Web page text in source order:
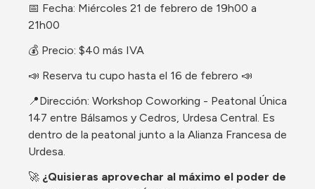
📅 Fecha: Miércoles 21 de febrero de 19h00 a
21h00
💰 Precio: $40 más IVA
📣 Reserva tu cupo hasta el 16 de febrero 📣
📍Dirección: Workshop Coworking - Peatonal Única
147 entre Bálsamos y Cedros, Urdesa Central. Es
dentro de la peatonal junto a la Alianza Francesa de
Urdesa.
🚀 ¿Quisieras aprovechar al máximo el poder de